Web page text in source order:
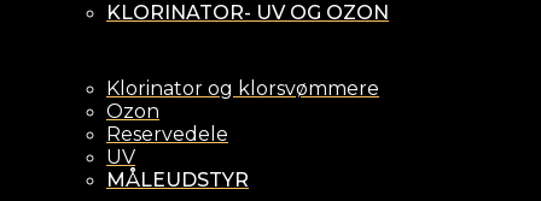
KLORINATOR- UV OG OZON
Klorinator og klorsvømmere
Ozon
Reservedele
UV
MÅLEUDSTYR